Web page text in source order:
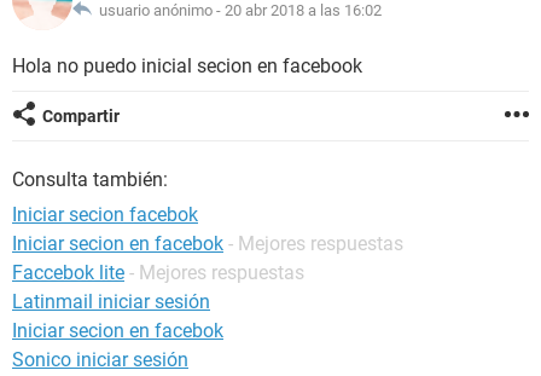
usuario anónimo - 20 abr 2018 a las 16:02
Hola no puedo inicial secion en facebook
Compartir
Consulta también:
Iniciar secion facebok
Iniciar secion en facebok - Mejores respuestas
Faccebok lite - Mejores respuestas
Latinmail iniciar sesión
Iniciar secion en facebok
Sonico iniciar sesión